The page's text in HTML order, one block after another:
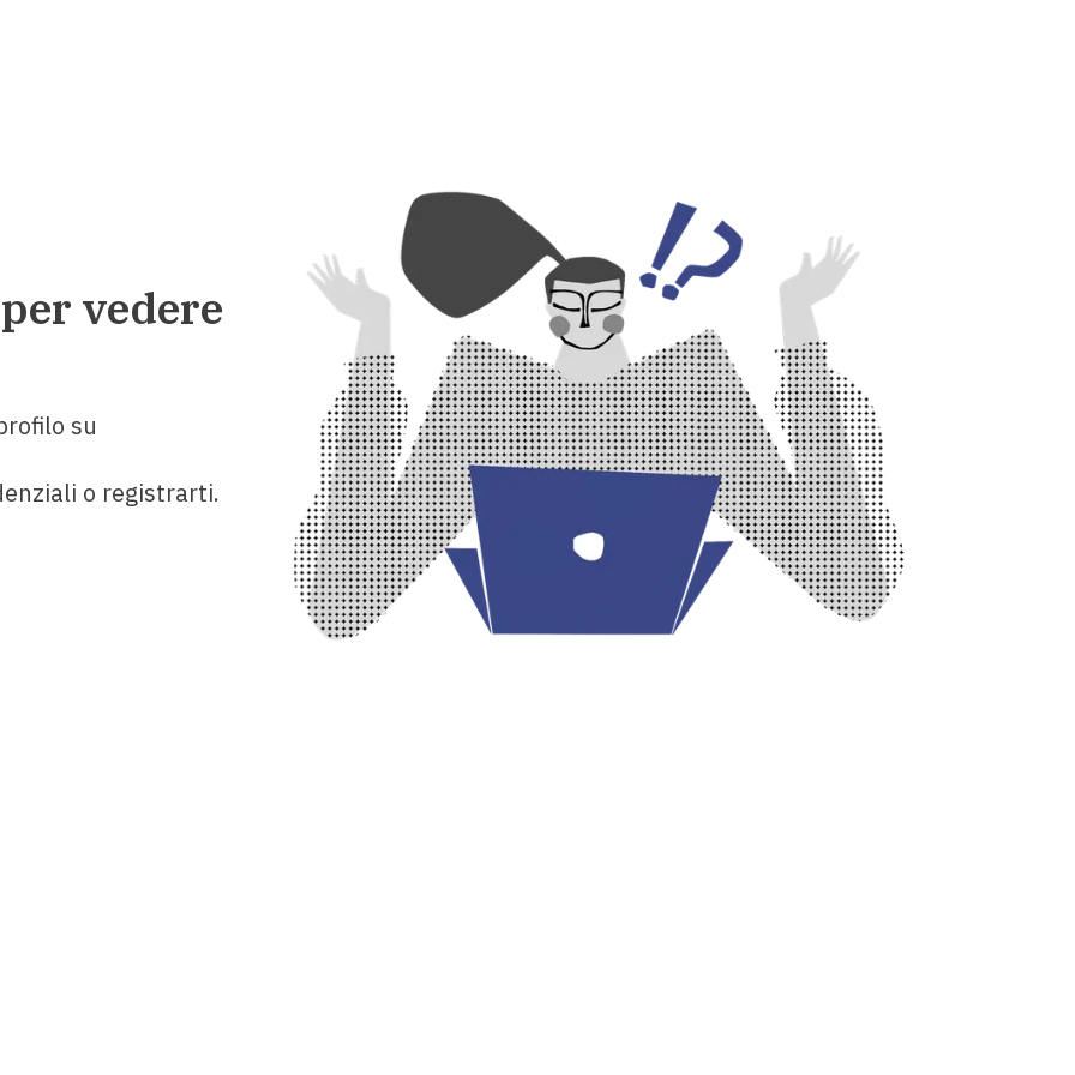
vedere
su
o registrarti.